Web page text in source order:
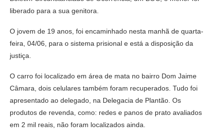
liberado para a sua genitora.
O jovem de 19 anos, foi encaminhado nesta manhã de quarta-
feira, 04/06, para o sistema prisional e está a disposição da
justiça.
O carro foi localizado em área de mata no bairro Dom Jaime
Câmara, dois celulares também foram recuperados. Tudo foi
apresentado ao delegado, na Delegacia de Plantão. Os
produtos de revenda, como: redes e panos de prato avaliados
em 2 mil reais, não foram localizados ainda.